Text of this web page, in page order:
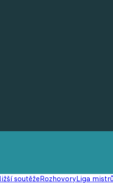
soutěžeRozhovoryLiga mistrů